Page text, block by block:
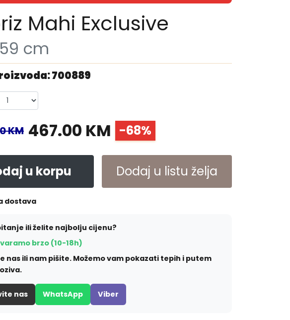
Mahi Exclusive
cm
700889
KM 467.00 KM -68%
u korpu Dodaj u listu želja
dostava
ili želite najbolju cijenu?
brzo (10-18h)
nas ili nam pišite. Možemo vam pokazati tepih i putem
nas WhatsApp Viber